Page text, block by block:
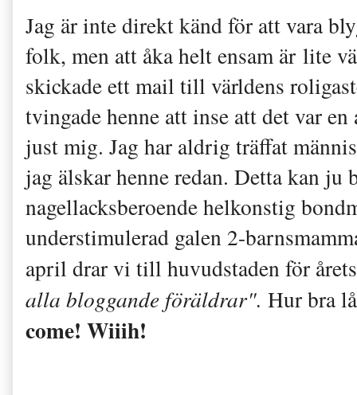
Jag är inte direkt känd för att vara
folk, men att åka helt ensam är lite
skickade ett mail till världens
tvingade henne att inse att det var
just mig. Jag har aldrig träffat
jag älskar henne redan. Detta kan ju
nagellacksberoende helkonstig
understimulerad galen 2-
april drar vi till huvudstaden för
alla bloggande föräldrar". Hur bra
come! Wiiih!